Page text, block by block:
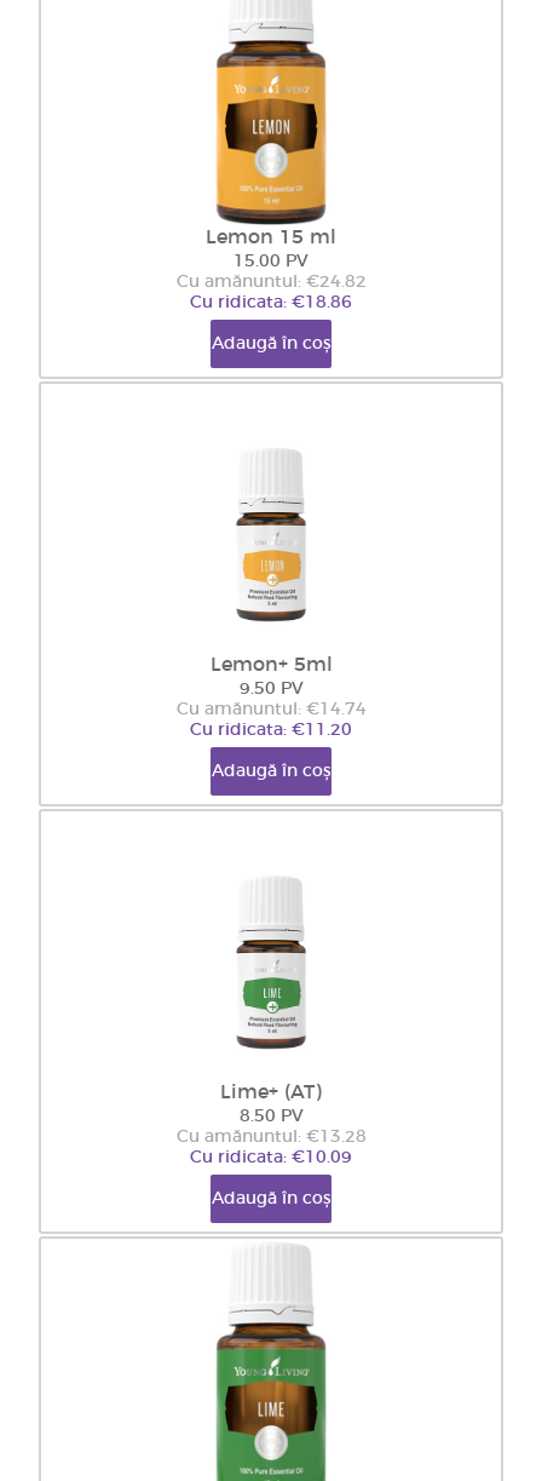
Lemon 15 ml
15.00 PV
Cu amănuntul: €24.82
Cu ridicata: €18.86
Adaugă în coș
Lemon+ 5ml
9.50 PV
Cu amănuntul: €14.74
Cu ridicata: €11.20
Adaugă în coș
Lime+ (AT)
8.50 PV
Cu amănuntul: €13.28
Cu ridicata: €10.09
Adaugă în coș